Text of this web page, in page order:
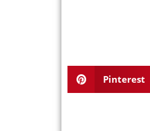
Pinterest